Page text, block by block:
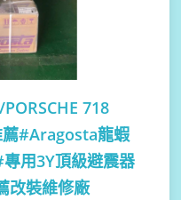
718
#Aragosta龍蝦
用3Y頂級避震器
改裝維修廠